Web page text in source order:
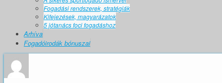
Fogadási rendszerek, stratégiák
Kifejezések, magyarázatok
5 jótanács foci fogadáshoz
Arhíva
Fogadóirodák bónuszai